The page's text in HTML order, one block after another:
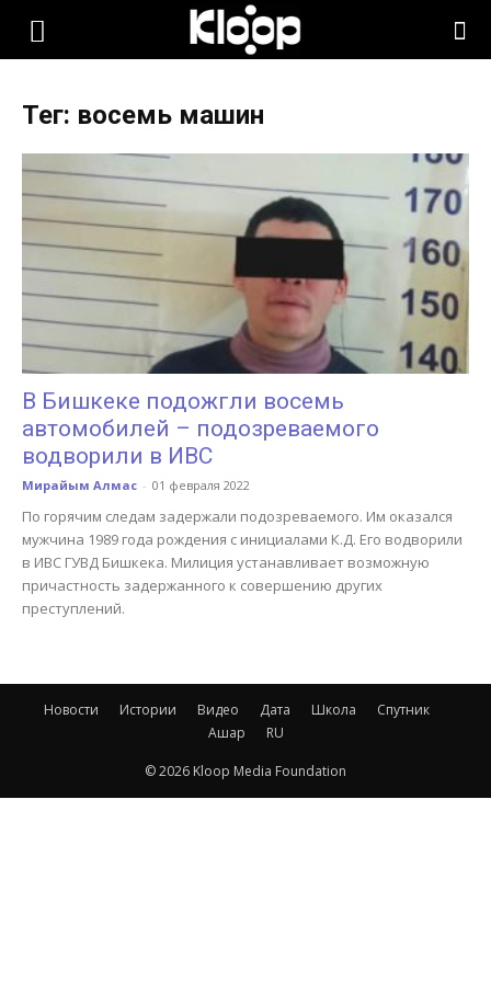
KLOOP.KG
Новости
Кыргызстана
Тег: восемь машин
В Бишкеке подожгли восемь
автомобилей – подозреваемого
водворили в ИВС
Мирайым Алмас - 01 февраля 2022
По горячим следам задержали подозреваемого. Им оказался
мужчина 1989 года рождения с инициалами К.Д. Его водворили
в ИВС ГУВД Бишкека. Милиция устанавливает возможную
причастность задержанного к совершению других
преступлений.
Новости Истории Видео Дата Школа
Спутник
Ашар
RU
© 2026 Kloop Media Foundation